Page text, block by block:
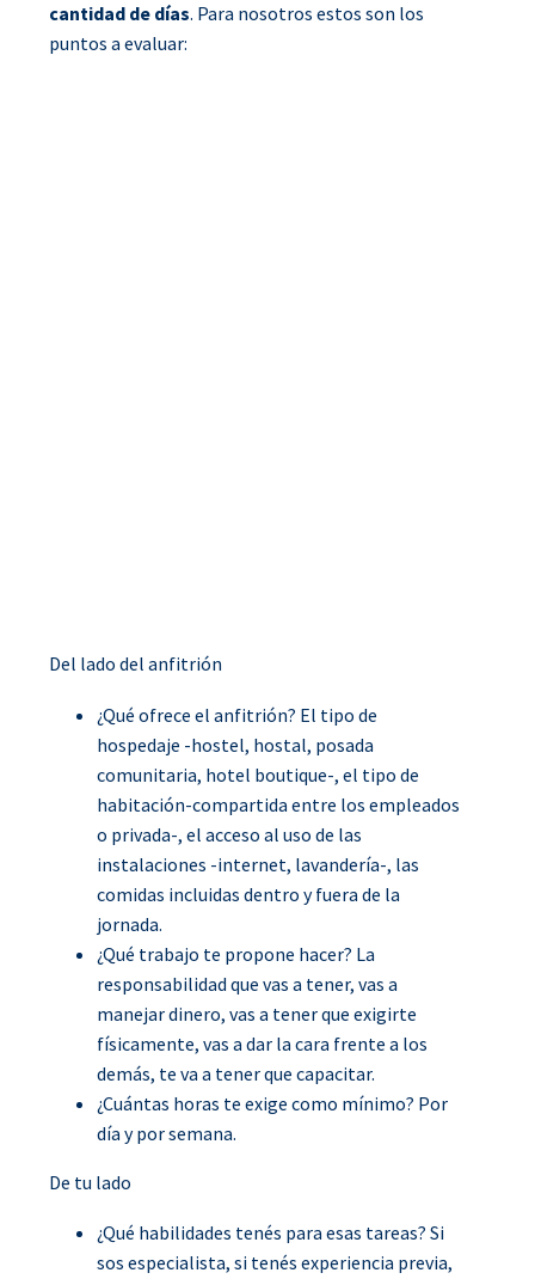
cantidad de días. Para nosotros estos son los
puntos a evaluar:
Del lado del anfitrión
¿Qué ofrece el anfitrión? El tipo de
hospedaje -hostel, hostal, posada
comunitaria, hotel boutique-, el tipo de
habitación-compartida entre los empleados
o privada-, el acceso al uso de las
instalaciones -internet, lavandería-, las
comidas incluidas dentro y fuera de la
jornada.
¿Qué trabajo te propone hacer? La
responsabilidad que vas a tener, vas a
manejar dinero, vas a tener que exigirte
físicamente, vas a dar la cara frente a los
demás, te va a tener que capacitar.
¿Cuántas horas te exige como mínimo? Por
día y por semana.
De tu lado
¿Qué habilidades tenés para esas tareas? Si
sos especialista, si tenés experiencia previa,